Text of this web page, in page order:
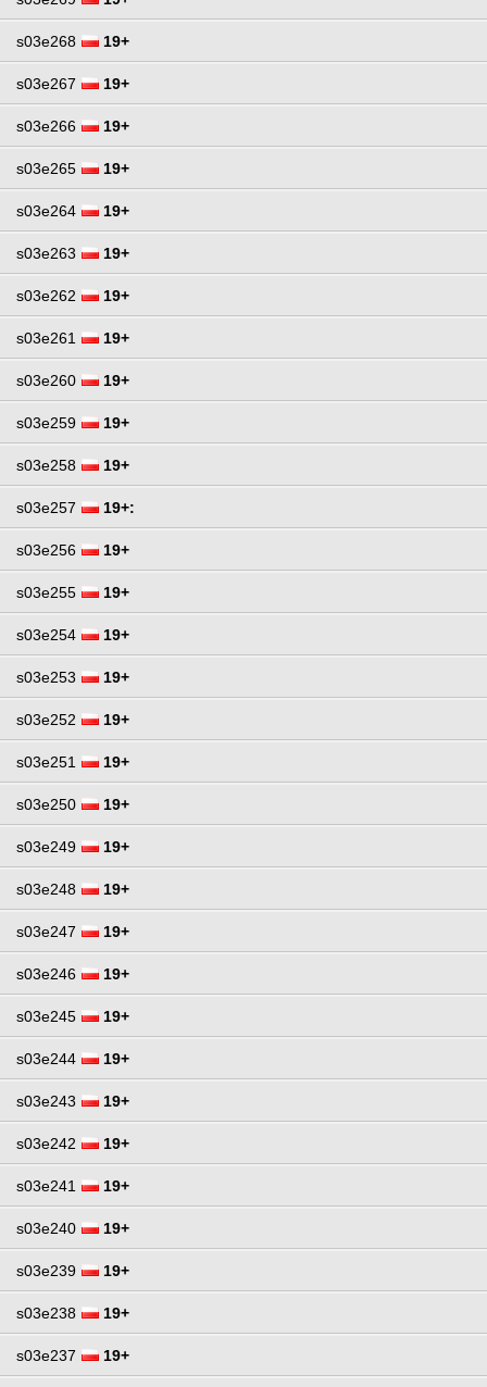
s03e268 19+
s03e267 19+
s03e266 19+
s03e265 19+
s03e264 19+
s03e263 19+
s03e262 19+
s03e261 19+
s03e260 19+
s03e259 19+
s03e258 19+
s03e257 19+:
s03e256 19+
s03e255 19+
s03e254 19+
s03e253 19+
s03e252 19+
s03e251 19+
s03e250 19+
s03e249 19+
s03e248 19+
s03e247 19+
s03e246 19+
s03e245 19+
s03e244 19+
s03e243 19+
s03e242 19+
s03e241 19+
s03e240 19+
s03e239 19+
s03e238 19+
s03e237 19+